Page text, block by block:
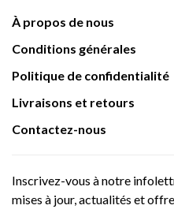
À propos de nous
Conditions générales
Politique de confidentialité
Livraisons et retours
Contactez-nous
Inscrivez-vous à notre
mises à jour, actualités et